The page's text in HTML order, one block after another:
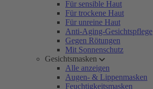
Für sensible Haut
Für trockene Haut
Für unreine Haut
Anti-Aging-Gesichtspflege
Gegen Rötungen
Mit Sonnenschutz
Gesichtsmasken
Alle anzeigen
Augen- & Lippenmasken
Feuchtigkeitsmasken